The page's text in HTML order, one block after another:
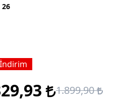
26
İndirim
1.899,90